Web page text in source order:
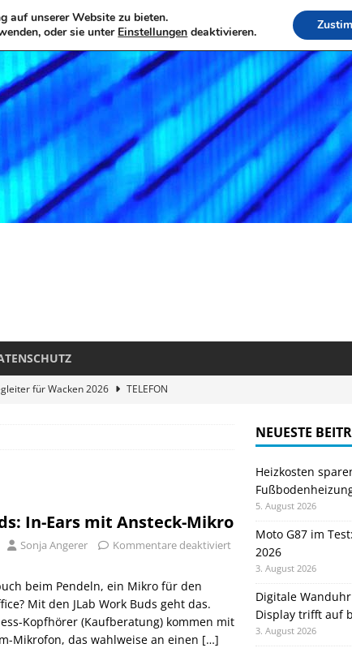
für Wacken 2026
TELEFON
macht die Fußbodenheizung smart
In-Ears mit Ansteck-Mikro
Sonja Angerer Kommentare deaktiviert
beim Pendeln, ein Mikro für den
Mit den JLab Work Buds geht das.
Kopfhörer (Kaufberatung) kommen mit
Mikrofon, das wahlweise an einen […]
NEUESTE
Heizkosten
5. August 2026
Moto G87 im
2026
3. August 2026
Digitale
Display trifft auf
3. August 2026
auf unserer Website zu bieten.
oder sie unter Einstellungen deaktivieren.